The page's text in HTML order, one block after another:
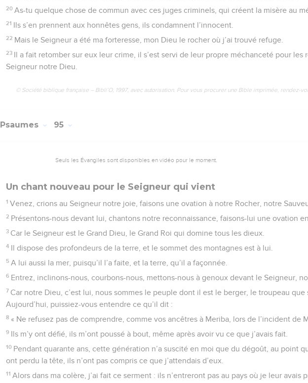
20 As-tu quelque chose de commun avec ces juges criminels, qui créent la misère au
21 Ils s’en prennent aux honnêtes gens, ils condamnent l’innocent.
22 Mais le Seigneur a été ma forteresse, mon Dieu le rocher où j’ai trouvé refuge.
23 Il a fait retomber sur eux leur crime, il s’est servi de leur propre méchanceté pour les
Seigneur notre Dieu.
© Société biblique française – Bibli’O, 1997, avec autorisation. Pour vous procurer une Bible imprimée, rendez-
Psaumes 95
Seuls les Évangiles sont disponibles en vidéo pour le moment.
Un chant nouveau pour le Seigneur qui vient
1 Venez, crions au Seigneur notre joie, faisons une ovation à notre Rocher, notre
2 Présentons-nous devant lui, chantons notre reconnaissance, faisons-lui une ovation
3 Car le Seigneur est le Grand Dieu, le Grand Roi qui domine tous les dieux.
4 Il dispose des profondeurs de la terre, et le sommet des montagnes est à lui.
5 A lui aussi la mer, puisqu’il l’a faite, et la terre, qu’il a façonnée.
6 Entrez, inclinons-nous, courbons-nous, mettons-nous à genoux devant le Seigneur,
7 Car notre Dieu, c’est lui, nous sommes le peuple dont il est le berger, le troupeau que
Aujourd’hui, puissiez-vous entendre ce qu’il dit :
8 « Ne refusez pas de comprendre, comme vos ancêtres à Meriba, lors de l’incident de
9 Ils m’y ont défié, ils m’ont poussé à bout, même après avoir vu ce que j’avais fait.
10 Pendant quarante ans, cette génération n’a suscité en moi que du dégoût, au point
ont perdu la tête, ils n’ont pas compris ce que j’attendais d’eux.
11 Alors dans ma colère, j’ai fait ce serment : ils n’entreront pas au pays où je leur avais